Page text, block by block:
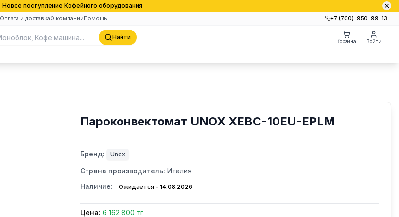
Новое поступление Кофейного оборудования
Оплата и доставкаО компанииПомощь +7 (700)‒950‒99‒13
Найти
Корзина Войти
Пароконвектомат UNOX XEBC-10EU-EPLM
Бренд: Unox
Страна производитель: Италия
Наличие:
Ожидается - 14.08.2026
Цена: 6 162 800 тг